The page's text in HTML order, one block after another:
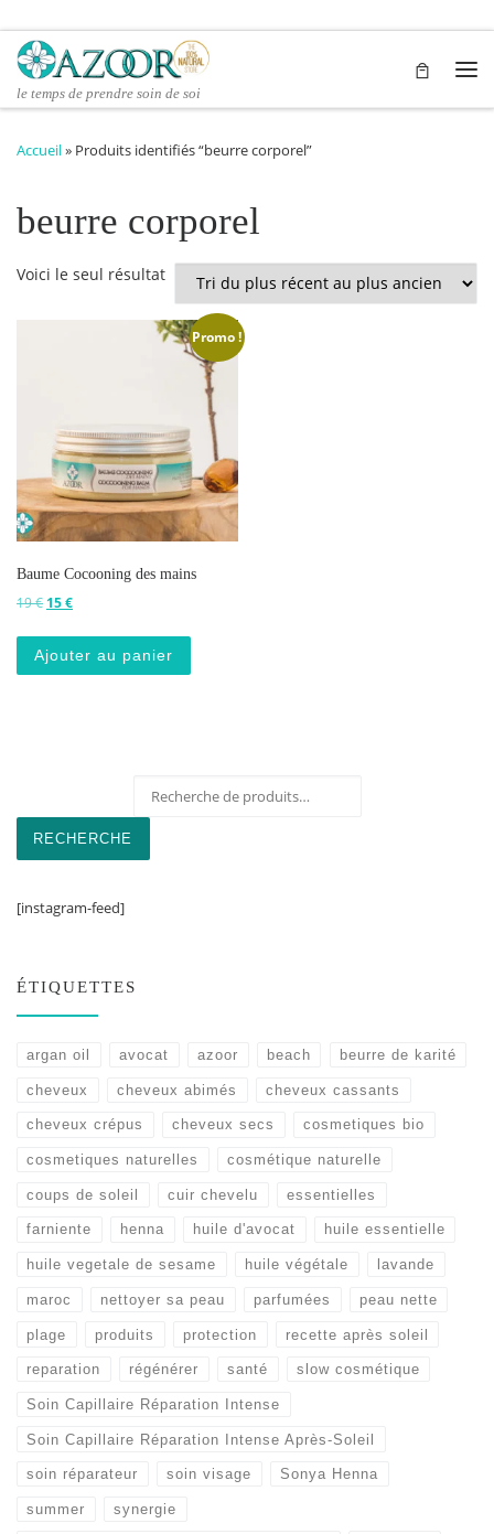
Passer au contenu
le temps de prendre soin de soi
Accueil» Produits identifiés “beurre corporel”
beurre corporel
Voici le seul résultat
Promo !
Baume Cocooning des mains
19€ Le prix initial était : 19 €.
15€Le prix actuel est : 15 €.
Ajouter au panier
RECHERCHE
[instagram-feed]
ÉTIQUETTES
argan oil avocat azoor beach beurre de karité
cheveux cheveux abimés cheveux cassants
cheveux crépus cheveux secs cosmetiques bio
cosmetiques naturelles cosmétique naturelle
coups de soleil cuir chevelu essentielles
farniente henna huile d'avocat huile essentielle
huile vegetale de sesame huile végétale lavande
maroc nettoyer sa peau parfumées peau nette
plage produits protection recette après soleil
reparation régénérer santé slow cosmétique
Soin Capillaire Réparation Intense
Soin Capillaire Réparation Intense Après-Soleil
soin réparateur soin visage Sonya Henna
summer synergie